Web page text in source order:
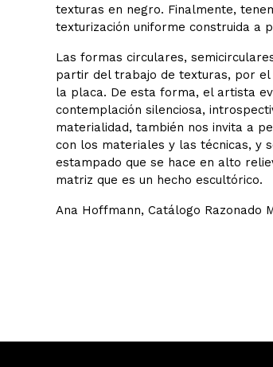
texturas en negro. Finalmente,
texturización uniforme construida a
Las formas circulares,
partir del trabajo de texturas, por
la placa. De esta forma, el artista
contemplación silenciosa,
materialidad, también nos invita a
con los materiales y las técnicas, y
estampado que se hace en alto
matriz que es un hecho escultórico.
Ana Hoffmann, Catálogo Razonado